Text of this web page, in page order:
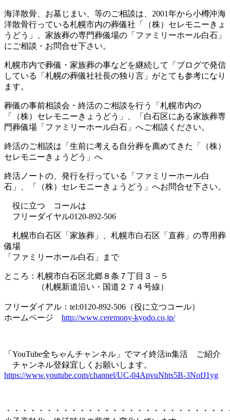
海洋散骨、お墓じまい、等のご相談は、2001年から小樽沖海
洋散骨行っている札幌市内の葬儀社「（株）セレモニーきょ
うどう」、家族葬の専門葬儀場の「ファミリーホール白石」
にご相談・お問合せ下さい。
札幌市内で葬儀・家族葬の事などを継続して「ブログで発信
している「札幌の葬儀社社長の独り言」がとても参考になり
ます。
葬儀の事前相談会・終活のご相談を行う「札幌市内の
「（株）セレモニーきょうどう」、「白石区にある家族葬専
門葬儀場「ファミリーホール白石」へご相談ください。
終活のご相談は「生前に考える自分葬を薦めてきた「（株）
セレモニーきょうどう」へ
終活ノートの、発行を行っている「ファミリーホール白
石」、「（株）セレモニーきょうどう」へお問合せ下さい。
役に立つ コールは
フリーダイヤル0120-892-506
札幌市白石区「家族葬」、札幌市白石区「直葬」の専用葬
儀場
「ファミリーホール白石」まで
ところ：札幌市白石区北郷８条７丁目３－５
（札幌新道沿い・国道２７４号線）
フリーダイアル：tel:0120-892-506（役に立つコール）
ホームページ http://www.ceremony-kyodo.co.jp/
「YouTube全ちゃんチャンネル」でマイ終活in集活 ご紹介
チャンネル登録宜しくお願いします。
https://www.youtube.com/channel/UC-04ApvuNhts5B-3NofJ1yg
・・・・・・・・・・・・・・・・・・・・・・・・・・・